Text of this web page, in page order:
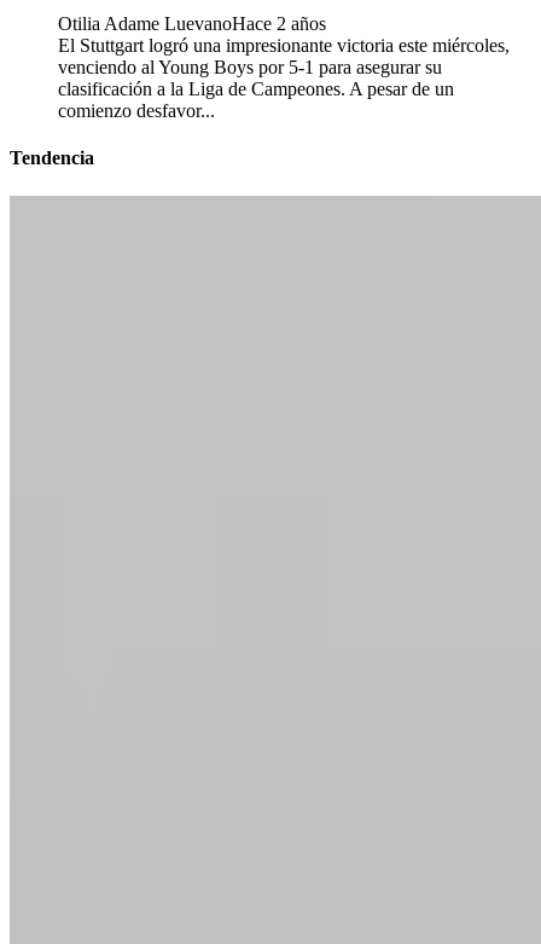
Otilia Adame LuevanoHace 2 años
El Stuttgart logró una impresionante victoria este miércoles,
venciendo al Young Boys por 5-1 para asegurar su
clasificación a la Liga de Campeones. A pesar de un
comienzo desfavor...
Tendencia